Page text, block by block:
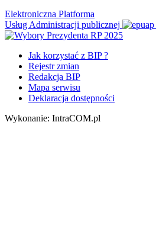
Elektroniczna Platforma
Usług Administracji publicznej
Jak korzystać z BIP ?
Rejestr zmian
Redakcja BIP
Mapa serwisu
Deklaracja dostępności
Wykonanie: IntraCOM.pl